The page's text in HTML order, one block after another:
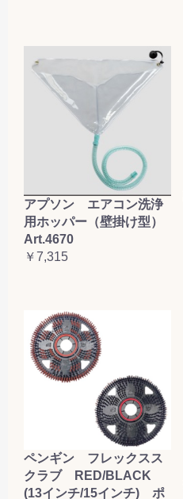
アプソン エアコン洗浄
用ホッパー（壁掛け型）
Art.4670
￥7,315
ペンギン フレックスス
クラブ RED/BLACK
(13インチ/15インチ) ポ